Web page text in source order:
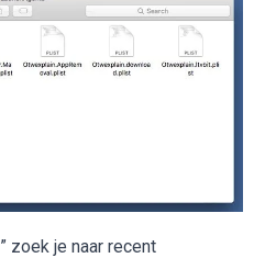
” zoek je naar recent